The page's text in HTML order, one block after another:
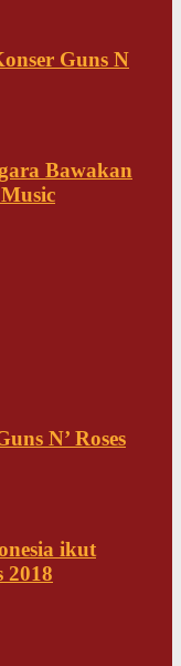
Guns N
Bawakan
N’ Roses
ikut
2018